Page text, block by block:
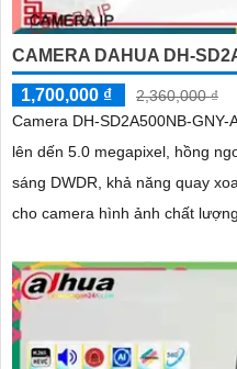
CAMERA DAHUA DH-
1,700,000 ₫
2,360,000 ₫
Camera DH-SD2A500NB-
lên dến 5.0 megapixel, hồng
sáng DWDR, khả năng quay
cho camera hình ảnh chất lượng